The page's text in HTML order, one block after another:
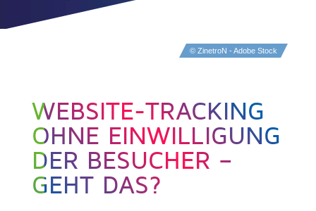
© ZinetroN - Adobe Stock
WEBSITE-TRACKING
OHNE EINWILLIGUNG
DER BESUCHER –
GEHT DAS?